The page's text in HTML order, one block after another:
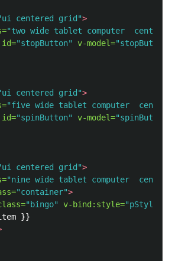
centered grid">
"two wide tablet computer  center
id="stopButton" v-model="stopButton"
centered grid">
"five wide tablet computer  center
id="spinButton" v-model="spinButton"
centered grid">
"nine wide tablet computer  center
"container">
"bingo" v-bind:style="pStyle"
}}